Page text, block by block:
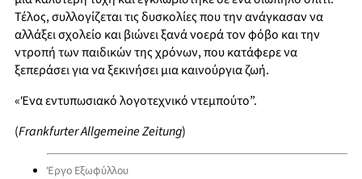
Τέλος, συλλογίζεται τις δυσκολίες που την ανάγκασαν να
αλλάξει σχολείο και βιώνει ξανά νοερά τον φόβο και την
ντροπή των παιδικών της χρόνων, που κατάφερε να
ξεπεράσει για να ξεκινήσει μια καινούργια ζωή.
«Ένα εντυπωσιακό λογοτεχνικό ντεμπούτο”.
(Frankfurter Allgemeine Zeitung)
Έργο Εξωφύλλου